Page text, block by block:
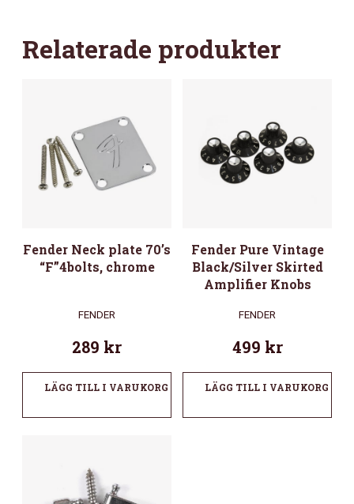
Relaterade produkter
Fender Neck plate 70’s
“F”4bolts, chrome
FENDER
289 kr
LÄGG TILL I VARUKORG
Fender Pure Vintage
Black/Silver Skirted
Amplifier Knobs
FENDER
499 kr
LÄGG TILL I VARUKORG